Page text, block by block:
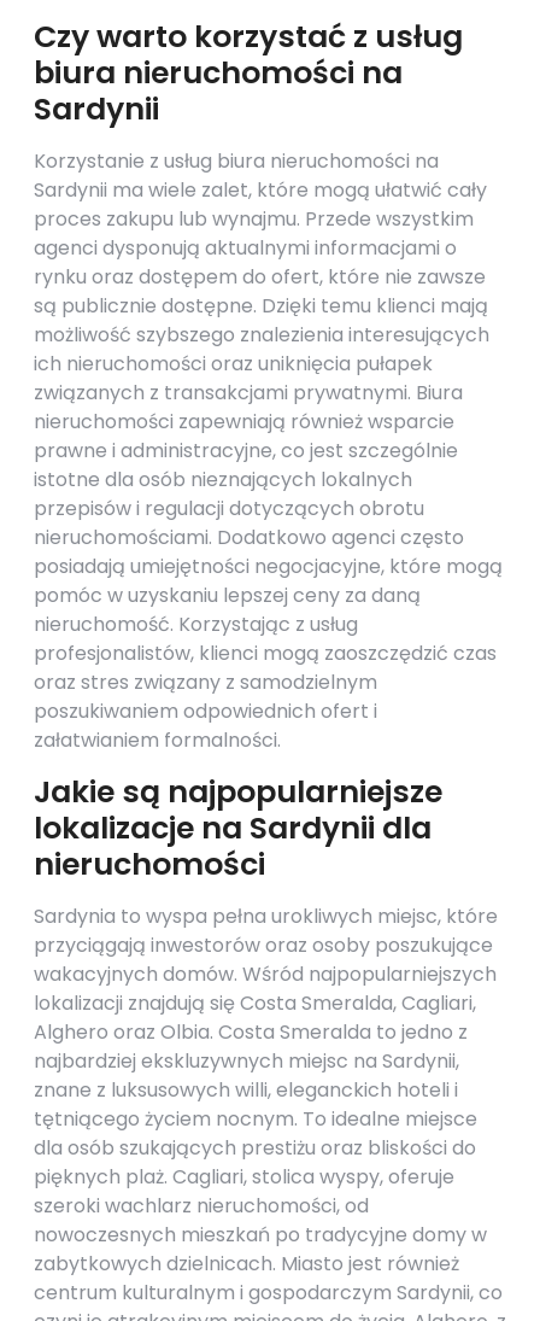
Czy warto korzystać z usług
biura nieruchomości na
Sardynii
Korzystanie z usług biura nieruchomości na
Sardynii ma wiele zalet, które mogą ułatwić cały
proces zakupu lub wynajmu. Przede wszystkim
agenci dysponują aktualnymi informacjami o
rynku oraz dostępem do ofert, które nie zawsze
są publicznie dostępne. Dzięki temu klienci mają
możliwość szybszego znalezienia interesujących
ich nieruchomości oraz uniknięcia pułapek
związanych z transakcjami prywatnymi. Biura
nieruchomości zapewniają również wsparcie
prawne i administracyjne, co jest szczególnie
istotne dla osób nieznających lokalnych
przepisów i regulacji dotyczących obrotu
nieruchomościami. Dodatkowo agenci często
posiadają umiejętności negocjacyjne, które mogą
pomóc w uzyskaniu lepszej ceny za daną
nieruchomość. Korzystając z usług
profesjonalistów, klienci mogą zaoszczędzić czas
oraz stres związany z samodzielnym
poszukiwaniem odpowiednich ofert i
załatwianiem formalności.
Jakie są najpopularniejsze
lokalizacje na Sardynii dla
nieruchomości
Sardynia to wyspa pełna urokliwych miejsc, które
przyciągają inwestorów oraz osoby poszukujące
wakacyjnych domów. Wśród najpopularniejszych
lokalizacji znajdują się Costa Smeralda, Cagliari,
Alghero oraz Olbia. Costa Smeralda to jedno z
najbardziej ekskluzywnych miejsc na Sardynii,
znane z luksusowych willi, eleganckich hoteli i
tętniącego życiem nocnym. To idealne miejsce
dla osób szukających prestiżu oraz bliskości do
pięknych plaż. Cagliari, stolica wyspy, oferuje
szeroki wachlarz nieruchomości, od
nowoczesnych mieszkań po tradycyjne domy w
zabytkowych dzielnicach. Miasto jest również
centrum kulturalnym i gospodarczym Sardynii, co